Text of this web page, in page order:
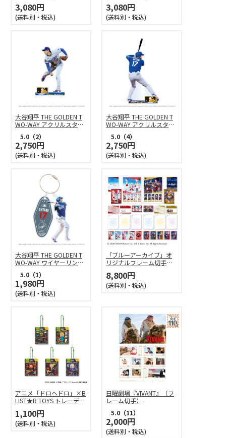
3,080円
(送料別・税込)
3,080円
(送料別・税込)
大谷翔平 THE GOLDEN T
WO-WAY アクリルスタン
ド（投）
5.0 （2）
2,750円
(送料別・税込)
大谷翔平 THE GOLDEN T
WO-WAY アクリルスタン
ド（打）
5.0 （4）
2,750円
(送料別・税込)
大谷翔平 THE GOLDEN T
WO-WAY ワイヤーリング
チャーム（打）
5.0 （1）
1,980円
(送料別・税込)
「ブルーアーカイブ」オ
リジナルフレーム切手セ
8,800円
(送料別・税込)
アニメ「ドロヘドロ」×B
LIST★R TOYS トレーディ
ー
1,100円
(送料別・税込)
日曜劇場『VIVANT』（フ
レーム切手）
5.0 （11）
2,000円
(送料別・税込)